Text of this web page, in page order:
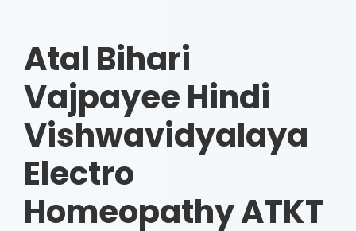
Atal Bihari
Vajpayee Hindi
Vishwavidyalaya
Electro
Homeopathy ATKT